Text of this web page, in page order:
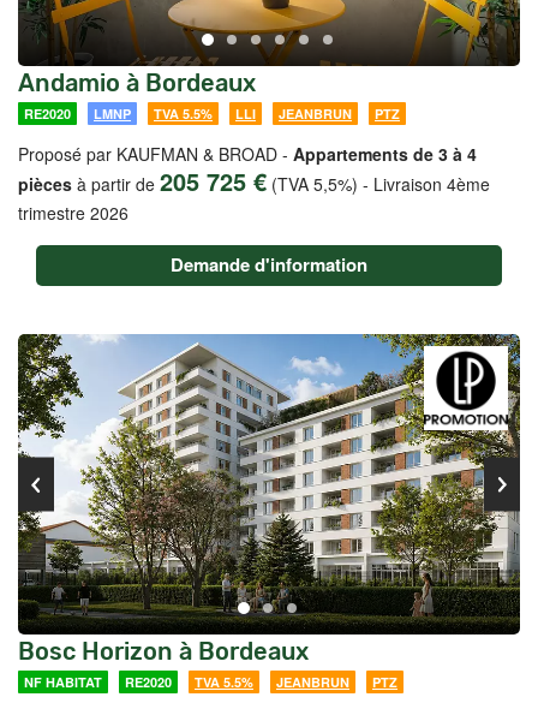
Andamio à Bordeaux
RE2020 LMNP TVA 5.5% LLI JEANBRUN PTZ
Proposé par KAUFMAN & BROAD - Appartements de 3 à 4
pièces à partir de 205 725 € (TVA 5,5%) - Livraison 4ème
trimestre 2026
Demande d'information
Bosc Horizon à Bordeaux
NF HABITAT RE2020 TVA 5.5% JEANBRUN PTZ